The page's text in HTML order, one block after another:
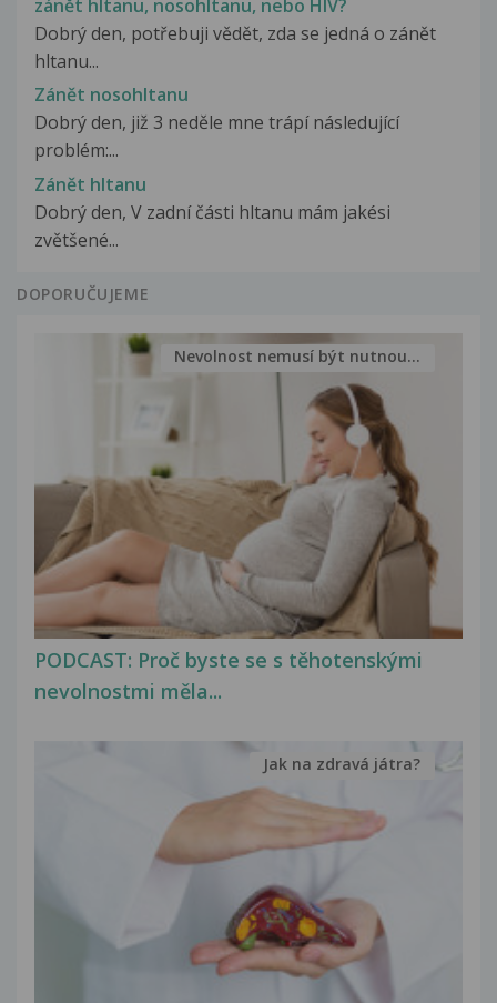
zánět hltanu, nosohltanu, nebo HIV?
Dobrý den, potřebuji vědět, zda se jedná o zánět
hltanu...
Zánět nosohltanu
Dobrý den, již 3 neděle mne trápí následující
problém:...
Zánět hltanu
Dobrý den, V zadní části hltanu mám jakési
zvětšené...
DOPORUČUJEME
PODCAST: Proč byste se s těhotenskými
nevolnostmi měla...
Nevolnost nemusí být nutnou...
Jak na zdravá játra?